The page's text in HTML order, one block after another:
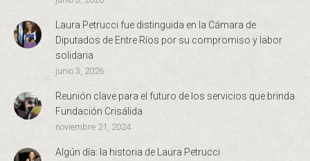
Laura Petrucci fue distinguida en la Cámara de
Diputados de Entre Ríos por su compromiso y labor
solidaria
junio 3, 2026
Reunión clave para el futuro de los servicios que brinda
Fundación Crisálida
noviembre 21, 2024
Algún día: la historia de Laura Petrucci